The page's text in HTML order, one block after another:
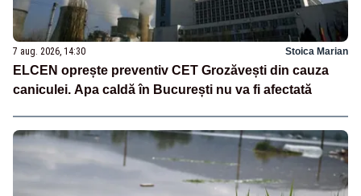
7 aug. 2026, 14:30 Stoica Marian
ELCEN oprește preventiv CET Grozăvești din cauza
caniculei. Apa caldă în București nu va fi afectată